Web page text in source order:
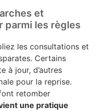
et
parmi les règles
les consultations et
Certains
à jour, d’autres
pour la reprise.
retomber
une pratique